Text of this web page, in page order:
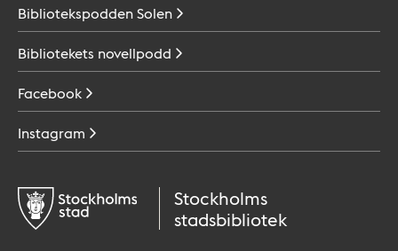
BibliotekspoddenSolen
Bibliotekets novellpodd
Facebook
Instagram
Stockholms
stadsbibliotek